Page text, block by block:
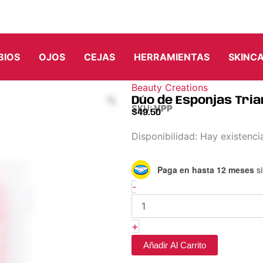
OJOS CEJAS HERRAMIENTAS
Beauty Creations
Dúo de Esponjas
SKU:VPP
$49.50
Disponibilidad: Hay
Paga en hasta 12 meses
-
Dúo
Triangulo
Puff
Puff
Set
-
Beauty
cantidad
+
Añadir Al Carrito